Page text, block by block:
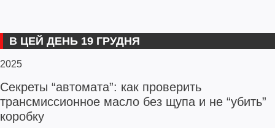
В ЦЕЙ ДЕНЬ 19 ГРУДНЯ
2025
Секреты “автомата”: как проверить
трансмиссионное масло без щупа и не “убить”
коробку